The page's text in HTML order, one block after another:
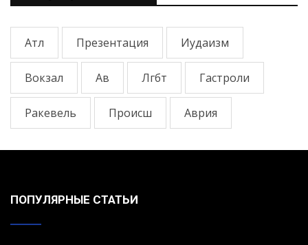
Атл Презентация Иудаизм
Вокзал Ав Лгбт Гастроли
Ракевель Происш Аврия
ПОПУЛЯРНЫЕ СТАТЬИ